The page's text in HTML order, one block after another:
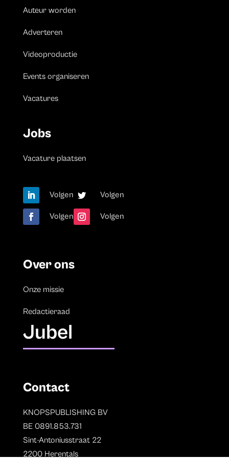
Auteur worden
Adverteren
Videoproductie
Events organiseren
Vacatures
Jobs
Vacature plaatsen
Volgen Volgen
Volgen Volgen
Over ons
Onze missie
Redactieraad
Jubel
Contact
KNOPSPUBLISHING BV
BE 0891.853.731
Sint-Antoniusstraat 22
2200 Herentals